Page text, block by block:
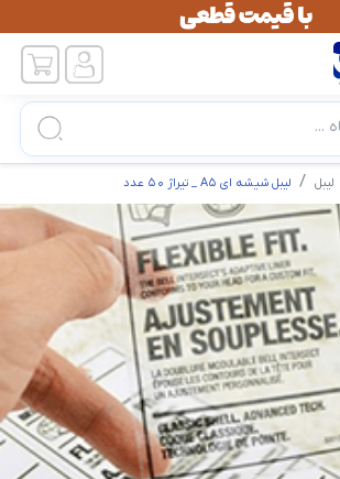
...
لیبل لیبل شیشه ای A5 _ تیراژ 50 عدد